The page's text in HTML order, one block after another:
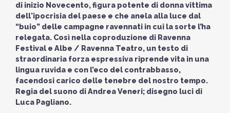
di inizio Novecento, figura potente di donna vittima
dell'ipocrisia del paese e che anela alla luce dal
“buio” delle campagne ravennati in cui la sorte l’ha
relegata. Così nella coproduzione di Ravenna
Festival e Albe / Ravenna Teatro, un testo di
straordinaria forza espressiva riprende vita in una
lingua ruvida e con l’eco del contrabbasso,
facendosi carico delle tenebre del nostro tempo.
Regia del suono di Andrea Veneri; disegno luci di
Luca Pagliano.